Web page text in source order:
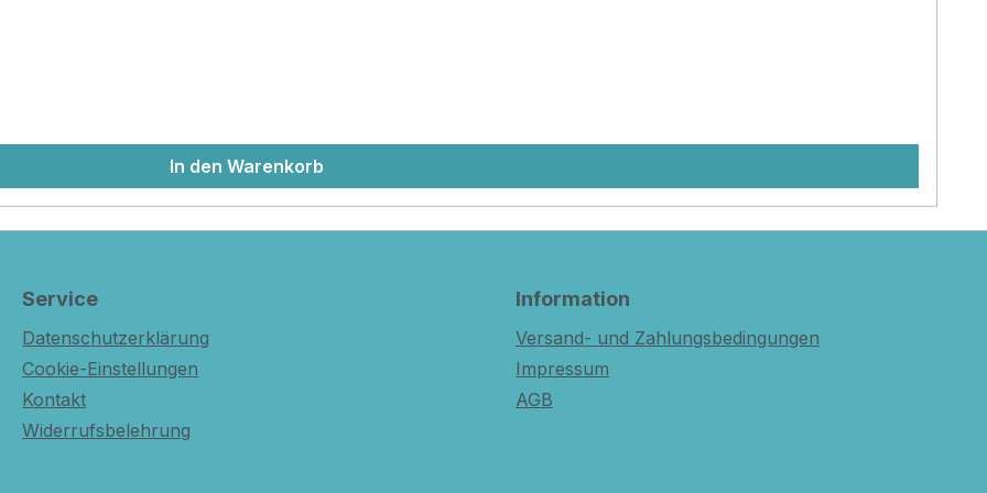
In den Warenkorb
Service
Datenschutzerklärung
Cookie-Einstellungen
Kontakt
Widerrufsbelehrung
Information
Versand- und Zahlungsbedingungen
Impressum
AGB